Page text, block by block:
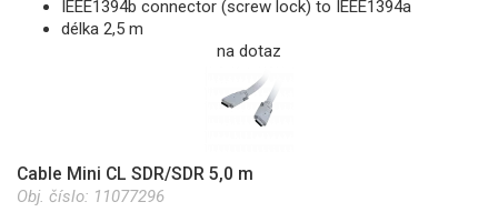
IEEE1394b connector (screw lock) to IEEE1394a
délka 2,5 m
na dotaz
Cable Mini CL SDR/SDR 5,0 m
Obj. číslo: 11077296